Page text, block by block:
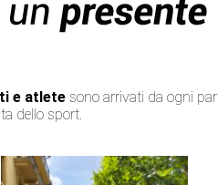
e atlete sono arrivati da ogni
dello sport.